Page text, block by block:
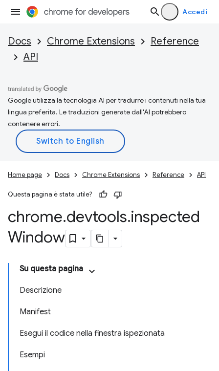
Accedi
Docs Chrome Extensions
Reference
API
Google utilizza la tecnologia AI per tradurre i contenuti nella tua
lingua preferita. Le traduzioni generate dall'AI potrebbero
contenere errori.
Home page Docs Chrome Extensions Reference API
Questa pagina è stata utile?
chrome.devtools.inspected
Window
Su questa pagina
Descrizione
Manifest
Esegui il codice nella finestra ispezionata
Esempi